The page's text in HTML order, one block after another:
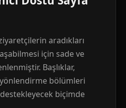
aradıkları
için sade ve
Başlıklar,
yönlendirme bölümleri
biçimde